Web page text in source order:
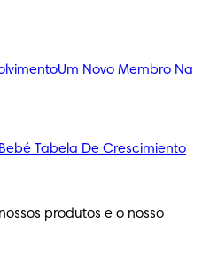
Um Novo Membro Na
Tabela De Crescimiento
produtos e o nosso